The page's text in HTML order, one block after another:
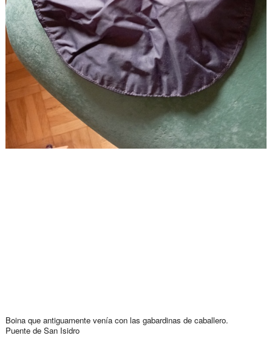
Boina que antiguamente venía con las gabardinas de caballero.
Puente de San Isidro